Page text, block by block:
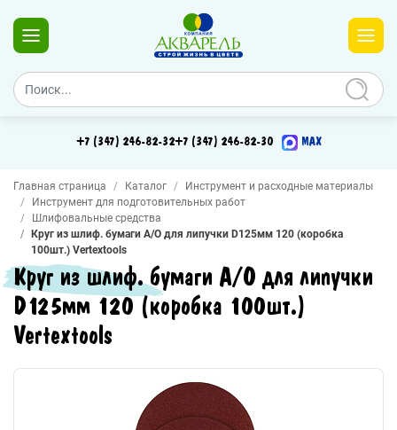
+7 (347) 246-82-32+7 (347) 246-82-30 MAX
Главная страница Каталог
Инструмент и расходные материалы
Инструмент для подготовительных работ
Шлифовальные средства
Круг из шлиф. бумаги А/О для липучки D125мм 120 (коробка
100шт.) Vertextools
Круг из шлиф. бумаги А/О для липучки
D125мм 120 (коробка 100шт.)
Vertextools